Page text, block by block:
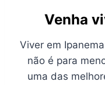
Venha
Viver em
não é para
uma das